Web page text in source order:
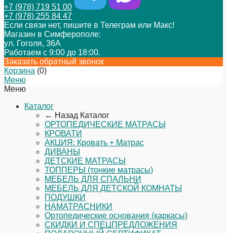
+7 (978) 719 51 00
+7 (978) 255 84 47
Если связи нет, пишите в Телеграм или Макс!
Магазин в Симферополе:
ул. Гоголя, 36А
Работаем с 9:00 до 18:00.
Заказать обратный звонок
Корзина (0)
Меню
Меню
Каталог
← Назад Каталог
ОРТОПЕДИЧЕСКИЕ МАТРАСЫ
КРОВАТИ
АКЦИЯ: Кровать + Матрас
ДИВАНЫ
ДЕТСКИЕ МАТРАСЫ
ТОППЕРЫ (тонкие матрасы)
МЕБЕЛЬ ДЛЯ СПАЛЬНИ
МЕБЕЛЬ ДЛЯ ДЕТСКОЙ КОМНАТЫ
ПОДУШКИ
НАМАТРАСНИКИ
Ортопедические основания (каркасы)
СКИДКИ И СПЕЦПРЕДЛОЖЕНИЯ